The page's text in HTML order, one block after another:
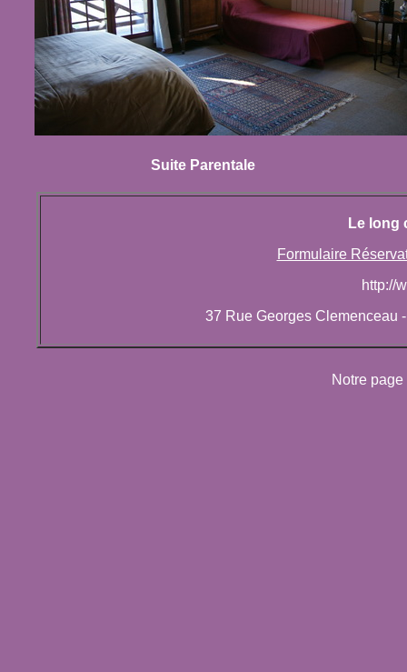
Suite Parentale
Le long
Formulaire
http://
37 Rue Georges Clemenceau
Notre page